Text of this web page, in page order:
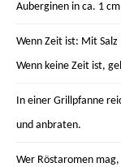
Auberginen in ca. 1
Wenn Zeit ist: Mit Salz
Wenn keine Zeit ist,
In einer Grillpfanne
und anbraten.
Wer Röstaromen